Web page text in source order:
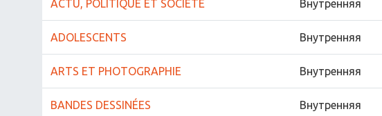
ACTU, POLITIQUE ET SOCIÉTÉ Внутренняя
ADOLESCENTS Внутренняя
ARTS ET PHOTOGRAPHIE Внутренняя
BANDES DESSINÉES Внутренняя